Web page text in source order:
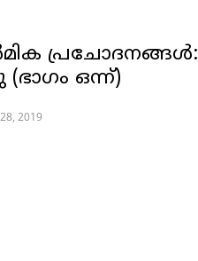
പ്രചോദനങ്ങൾ:
ഒന്ന്)
2019